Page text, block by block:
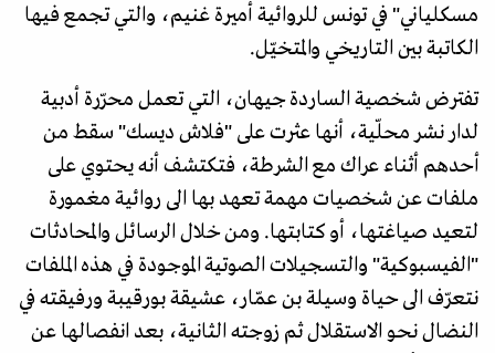
مسكلياني" في تونس للروائية أميرة غنيم، والتي تجمع فيها
الكاتبة بين التاريخي والمتخيّل.
تفترض شخصية الساردة جيهان، التي تعمل محرّرة أدبية
لدار نشر محلّية، أنها عثرت على "فلاش ديسك" سقط من
أحدهم أثناء عراك مع الشرطة، فتكتشف أنه يحتوي على
ملفات عن شخصيات مهمة تعهد بها الى روائية مغمورة
لتعيد صياغتها، أو كتابتها. ومن خلال الرسائل والمحادثات
"الفيسبوكية" والتسجيلات الصوتية الموجودة في هذه الملفات
نتعرّف الى حياة وسيلة بن عمّار، عشيقة بورقيبة ورفيقته في
النضال نحو الاستقلال ثم زوجته الثانية، بعد انفصالها عن